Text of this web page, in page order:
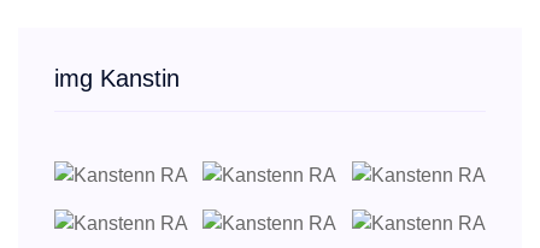
img Kanstin